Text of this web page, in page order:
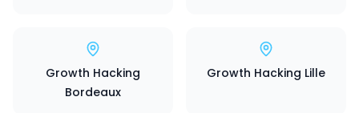
Growth Hacking
Bordeaux
Growth Hacking Lille